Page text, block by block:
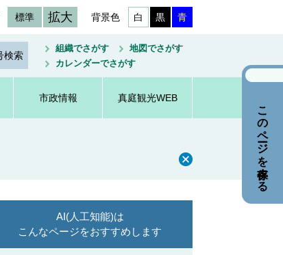
標準 拡大 背景色 白 黒 青
組織でさがす
地図でさがす
カレンダーでさがす
市政情報 真庭観光WEB
AI(人工知能)は
こんなページをおすすめします
このページを保存する